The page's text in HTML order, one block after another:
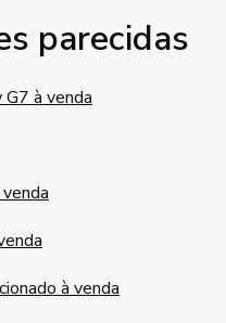
parecidas
à venda
à venda